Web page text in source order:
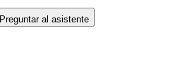
Preguntar al asistente